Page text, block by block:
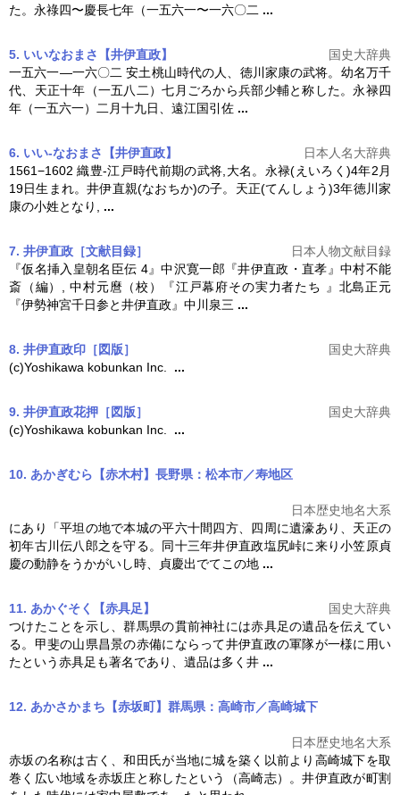
た。永祿四〜慶長七年（一五六一〜一六〇二 ...
5. いいなおまさ【井伊直政】
国史大辞典
一五六一―一六〇二 安土桃山時代の人、徳川家康の武将。幼名万千
代、天正十年（一五八二）七月ごろから兵部少輔と称した。永禄四
年（一五六一）二月十九日、遠江国引佐 ...
6. いい-なおまさ【井伊直政】
日本人名大辞典
1561−1602 織豊-江戸時代前期の武将,大名。永禄(えいろく)4年2月
19日生まれ。井伊直親(なおちか)の子。天正(てんしょう)3年徳川家
康の小姓となり, ...
7. 井伊直政［文献目録］
日本人物文献目録
『仮名挿入皇朝名臣伝 4』中沢寛一郎『井伊直政 ・直孝』中村不能
斎（編）, 中村元麿（校）『江戸幕府その実力者たち 』北島正元
『伊勢神宮千日参と井伊直政 』中川泉三 ...
8. 井伊直政印［図版］
国史大辞典
(c)Yoshikawa kobunkan Inc. ...
9. 井伊直政花押［図版］
国史大辞典
(c)Yoshikawa kobunkan Inc. ...
10. あかぎむら【赤木村】長野県：松本市／寿地区
日本歴史地名大系
にあり「平坦の地で本城の平六十間四方、四周に遺濠あり、天正の
初年古川伝八郎之を守る。同十三年井伊直政塩尻峠に来り小笠原貞
慶の動静をうかがいし時、貞慶出でてこの地 ...
11. あかぐそく【赤具足】
国史大辞典
つけたことを示し、群馬県の貫前神社には赤具足の遺品を伝えてい
る。甲斐の山県昌景の赤備にならって井伊直政の軍隊が一様に用い
たという赤具足も著名であり、遺品は多く井 ...
12. あかさかまち【赤坂町】群馬県：高崎市／高崎城下
日本歴史地名大系
赤坂の名称は古く、和田氏が当地に城を築く以前より高崎城下を取
巻く広い地域を赤坂庄と称したという（高崎志）。井伊直政が町割